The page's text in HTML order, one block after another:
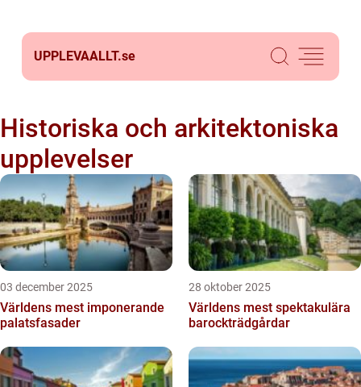
UPPLEVAALLT.se
Historiska och arkitektoniska
upplevelser
03 december 2025
Världens mest imponerande
palatsfasader
28 oktober 2025
Världens mest spektakulära
barockträdgårdar